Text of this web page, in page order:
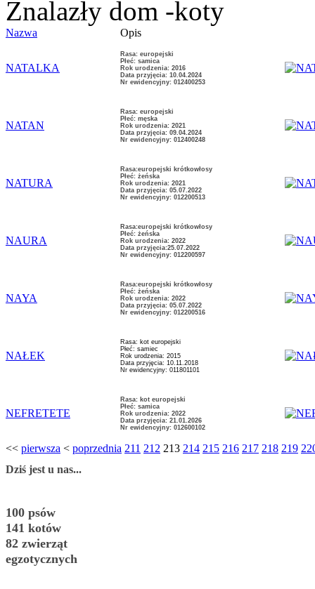
Znalazły dom -koty
Nazwa Opis
NATALKA
Rasa: europejski
Płeć: samica
Rok urodzenia: 2016
Data przyjęcia: 10.04.2024
Nr ewidencyjny: 012400253
NATAN
Rasa: europejski
Płeć: męska
Rok urodzenia: 2021
Data przyjęcia: 09.04.2024
Nr ewidencyjny: 012400248
NATURA
Rasa:europejski krótkowłosy
Płeć: żeńska
Rok urodzenia: 2021
Data przyjęcia: 05.07.2022
Nr ewidencyjny: 012200513
NAURA
Rasa:europejski krótkowłosy
Płeć: żeńska
Rok urodzenia: 2022
Data przyjęcia:25.07.2022
Nr ewidencyjny: 012200597
NAYA
Rasa:europejski krótkowłosy
Płeć: żeńska
Rok urodzenia: 2022
Data przyjęcia: 05.07.2022
Nr ewidencyjny: 012200516
NAŁEK
Rasa: kot europejski
Płeć: samiec
Rok urodzenia: 2015
Data przyjęcia: 10.11.2018
Nr ewidencyjny: 011801101
NEFRETETE
Rasa: kot europejski
Płeć: samica
Rok urodzenia: 2022
Data przyjęcia: 21.01.2026
Nr ewidencyjny: 012600102
<< pierwsza < poprzednia 211 212 213 214 215 216 217 218 219
Dziś jest u nas...
100 psów
141 kotów
82 zwierząt
egzotycznych